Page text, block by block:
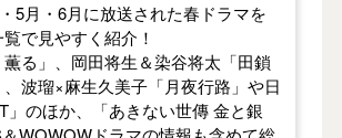
5月・6月に放送された春ドラマを
で見やすく紹介！
る」、岡田将生＆染谷将太「田鎖
波瑠×麻生久美子「月夜行路」や日
」のほか、「あきない世傳 金と銀